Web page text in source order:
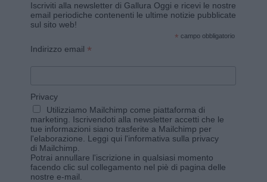
Iscriviti alla newsletter di Gallura Oggi e ricevi le nostre
email periodiche contenenti le ultime notizie pubblicate
sul sito web!
* campo obbligatorio
Indirizzo email *
Privacy
Utilizziamo Mailchimp come piattaforma di
marketing. Iscrivendoti alla newsletter accetti che le
tue informazioni siano trasferite a Mailchimp per
l'elaborazione. Leggi qui l'informativa sulla privacy
di Mailchimp
Potrai annullare l'iscrizione in qualsiasi momento
facendo clic sul collegamento nel piè di pagina delle
nostre e-mail.